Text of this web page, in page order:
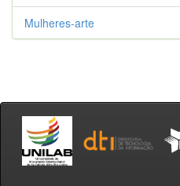
Mulheres-arte